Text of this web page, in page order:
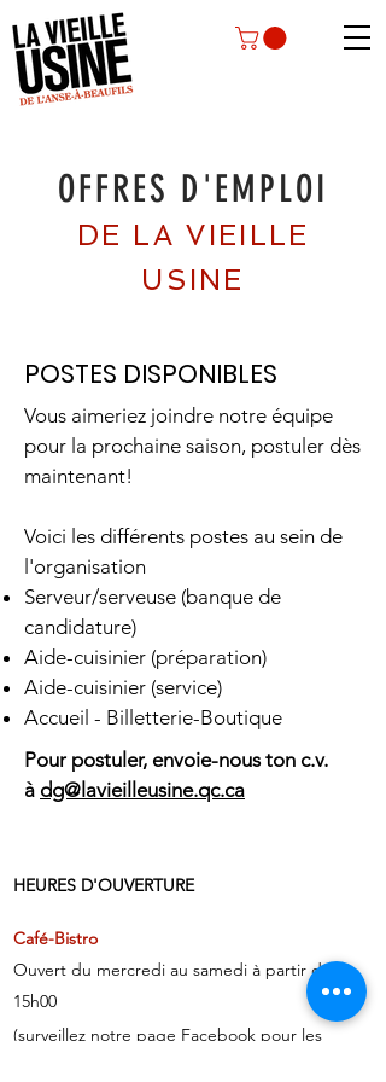
OFFRES D'EMPLOI
DE LA VIEILLE
USINE
POSTES DISPONIBLES
Vous aimeriez joindre notre équipe
pour la prochaine saison, postuler dès
maintenant!
Voici les différents postes au sein de
l'organisation
Serveur/serveuse (banque de
candidature)
Aide-cuisinier (préparation)
Aide-cuisinier (service)
Accueil - Billetterie-Boutique
Pour postuler, envoie-nous ton c.v.
à dg@lavieilleusine.qc.ca
HEURES D'OUVERTURE
Café-Bistro
Ouvert du mercredi au samedi à partir de
15h00
(surveillez notre page Facebook pour les